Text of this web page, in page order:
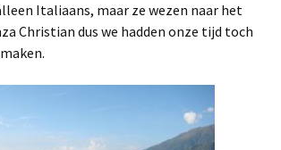
Italiaans, maar ze wezen naar het
Christian dus we hadden onze tijd toch